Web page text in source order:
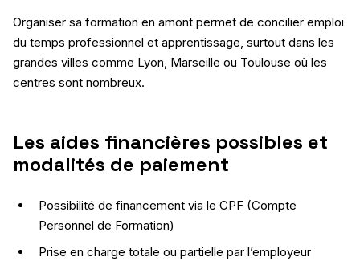
Organiser sa formation en amont permet de concilier emploi
du temps professionnel et apprentissage, surtout dans les
grandes villes comme Lyon, Marseille ou Toulouse où les
centres sont nombreux.
Les aides financières possibles et
modalités de paiement
Possibilité de financement via le CPF (Compte
Personnel de Formation)
Prise en charge totale ou partielle par l’employeur